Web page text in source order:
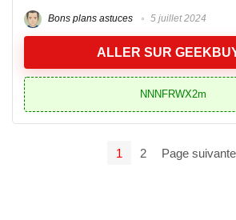
Bons plans astuces 5 juillet 2024
ALLER SUR
NNNFRWX2m
1 2 Page